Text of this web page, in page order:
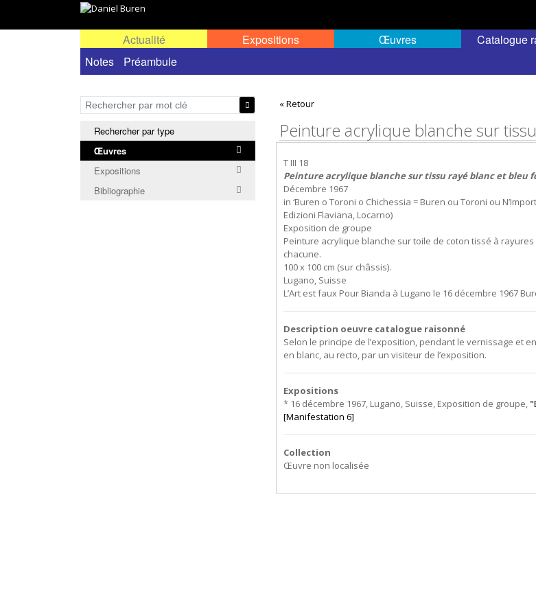
Actualité Expositions
Œuvres
Œuvres permanentes dans l'espace public ou semi-public
Catalogue
Notes
Préambule
Rechercher par type
Œuvres
Expositions
Bibliographie
« Retour
Peinture acrylique blanche sur
T III 18
Peinture acrylique blanche sur tissu rayé blanc et bleu
Décembre 1967
in ‘Buren o Toroni o Chichessia = Buren ou Toroni ou
Edizioni Flaviana, Locarno)
Exposition de groupe
Peinture acrylique blanche sur toile de coton tissé à
chacune.
100 x 100 cm (sur châssis).
Lugano, Suisse
L’Art est faux Pour Bianda à Lugano le 16 décembre 1967
Description oeuvre catalogue raisonné
Selon le principe de l’exposition, pendant le vernissage et
en blanc, au recto, par un visiteur de l’exposition.
Expositions
* 16 décembre 1967, Lugano, Suisse, Exposition de groupe,
[Manifestation 6]
Collection
Œuvre non localisée